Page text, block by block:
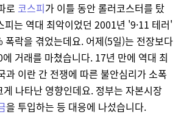
로 코스피가 이틀 동안 롤러코스터를 탔
피는 역대 최악이었던 2001년 '9·11 테러'
락을 겪었는데요. 어제(5일)는 전장보다
거래를 마쳤습니다. 17년 만에 역대 최
과 이란 간 전쟁에 따른 불안심리가 소폭
나타난 영향인데요. 정부는 자본시장
을 투입하는 등 대응에 나섰습니다.